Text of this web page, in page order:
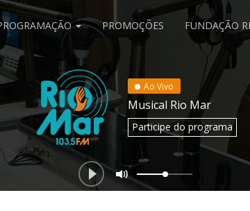
PROMOÇÕES FUNDAÇÃO
Ao Vivo
Musical Rio Mar
Participedo programa